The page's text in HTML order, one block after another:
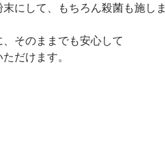
にして、もちろん殺菌も施しま
そのままでも安心して
だけます。